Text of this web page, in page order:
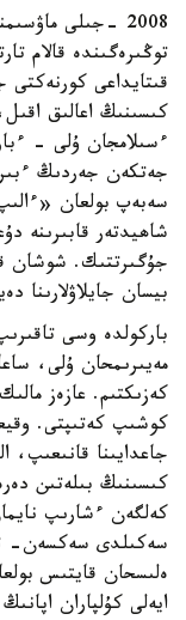
2008 -جىلى
توڭىرەگىندە قالام
قىتايداعى
كىسىنىڭ اعالىق
ءسىلامجان ۇلى -
جەتكەن جەردىڭ
سەبەپ بولعان
شاھيدتەر قابىرىنە
جۇگىرتتىك. شوشان
بيسان جايلاۋلارىنا
باركولدە وسى
مەيىرىمحان ۇلى،
كەزىكتىم. عازەز
كوشىپ كەتىپتى.
جاعدايىنا قانىعىپ،
كىسىنىڭ بىلەتىن
كەلگەن ءشارىپ
سەكىلدى سەكسەن-
ەلىسحان قايتىس
ايەلى كۇلپاران